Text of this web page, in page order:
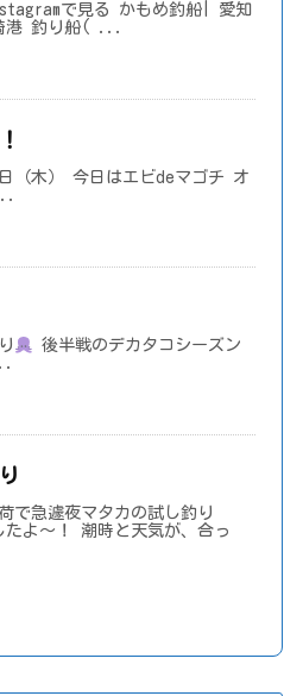
で見る かもめ釣船| 愛知
港 釣り船( ...
日（木） 今日はエビdeマゴチ オ
後半戦のデカタコシーズン
で急遽夜マタカの試し釣り
よ～！ 潮時と天気が、合っ